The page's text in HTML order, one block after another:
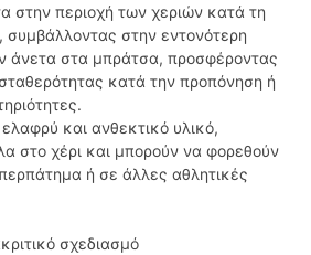
στην περιοχή των χεριών κατά τη
συμβάλλοντας στην εντονότερη
άνετα στα μπράτσα, προσφέροντας
κατά την προπόνηση ή
και ανθεκτικό υλικό,
στο χέρι και μπορούν να φορεθούν
ή σε άλλες αθλητικές
σχεδιασμό